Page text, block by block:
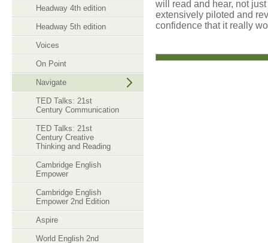
Headway 4th edition
Headway 5th edition
Voices
On Point
Navigate
TED Talks: 21st
Century Communication
TED Talks: 21st
Century Creative
Thinking and Reading
Cambridge English
Empower
Cambridge English
Empower 2nd Edition
Aspire
World English 2nd
will read and hear, not
extensively piloted and
confidence that it really